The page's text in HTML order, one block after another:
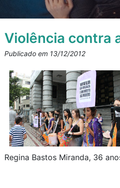
Violência contra
Publicado em 13/12/2012
Regina Bastos Miranda, 36